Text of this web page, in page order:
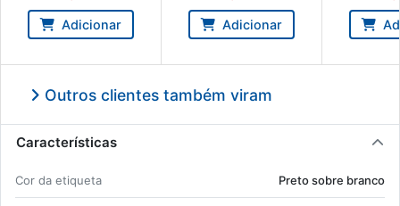
quetas brancas de 17 x 54
mm - Brother DK11204
Adicionar Adicionar
brancas de
Brother
Outros clientes também viram
Características
Cor da eti­queta Preto sobre branco